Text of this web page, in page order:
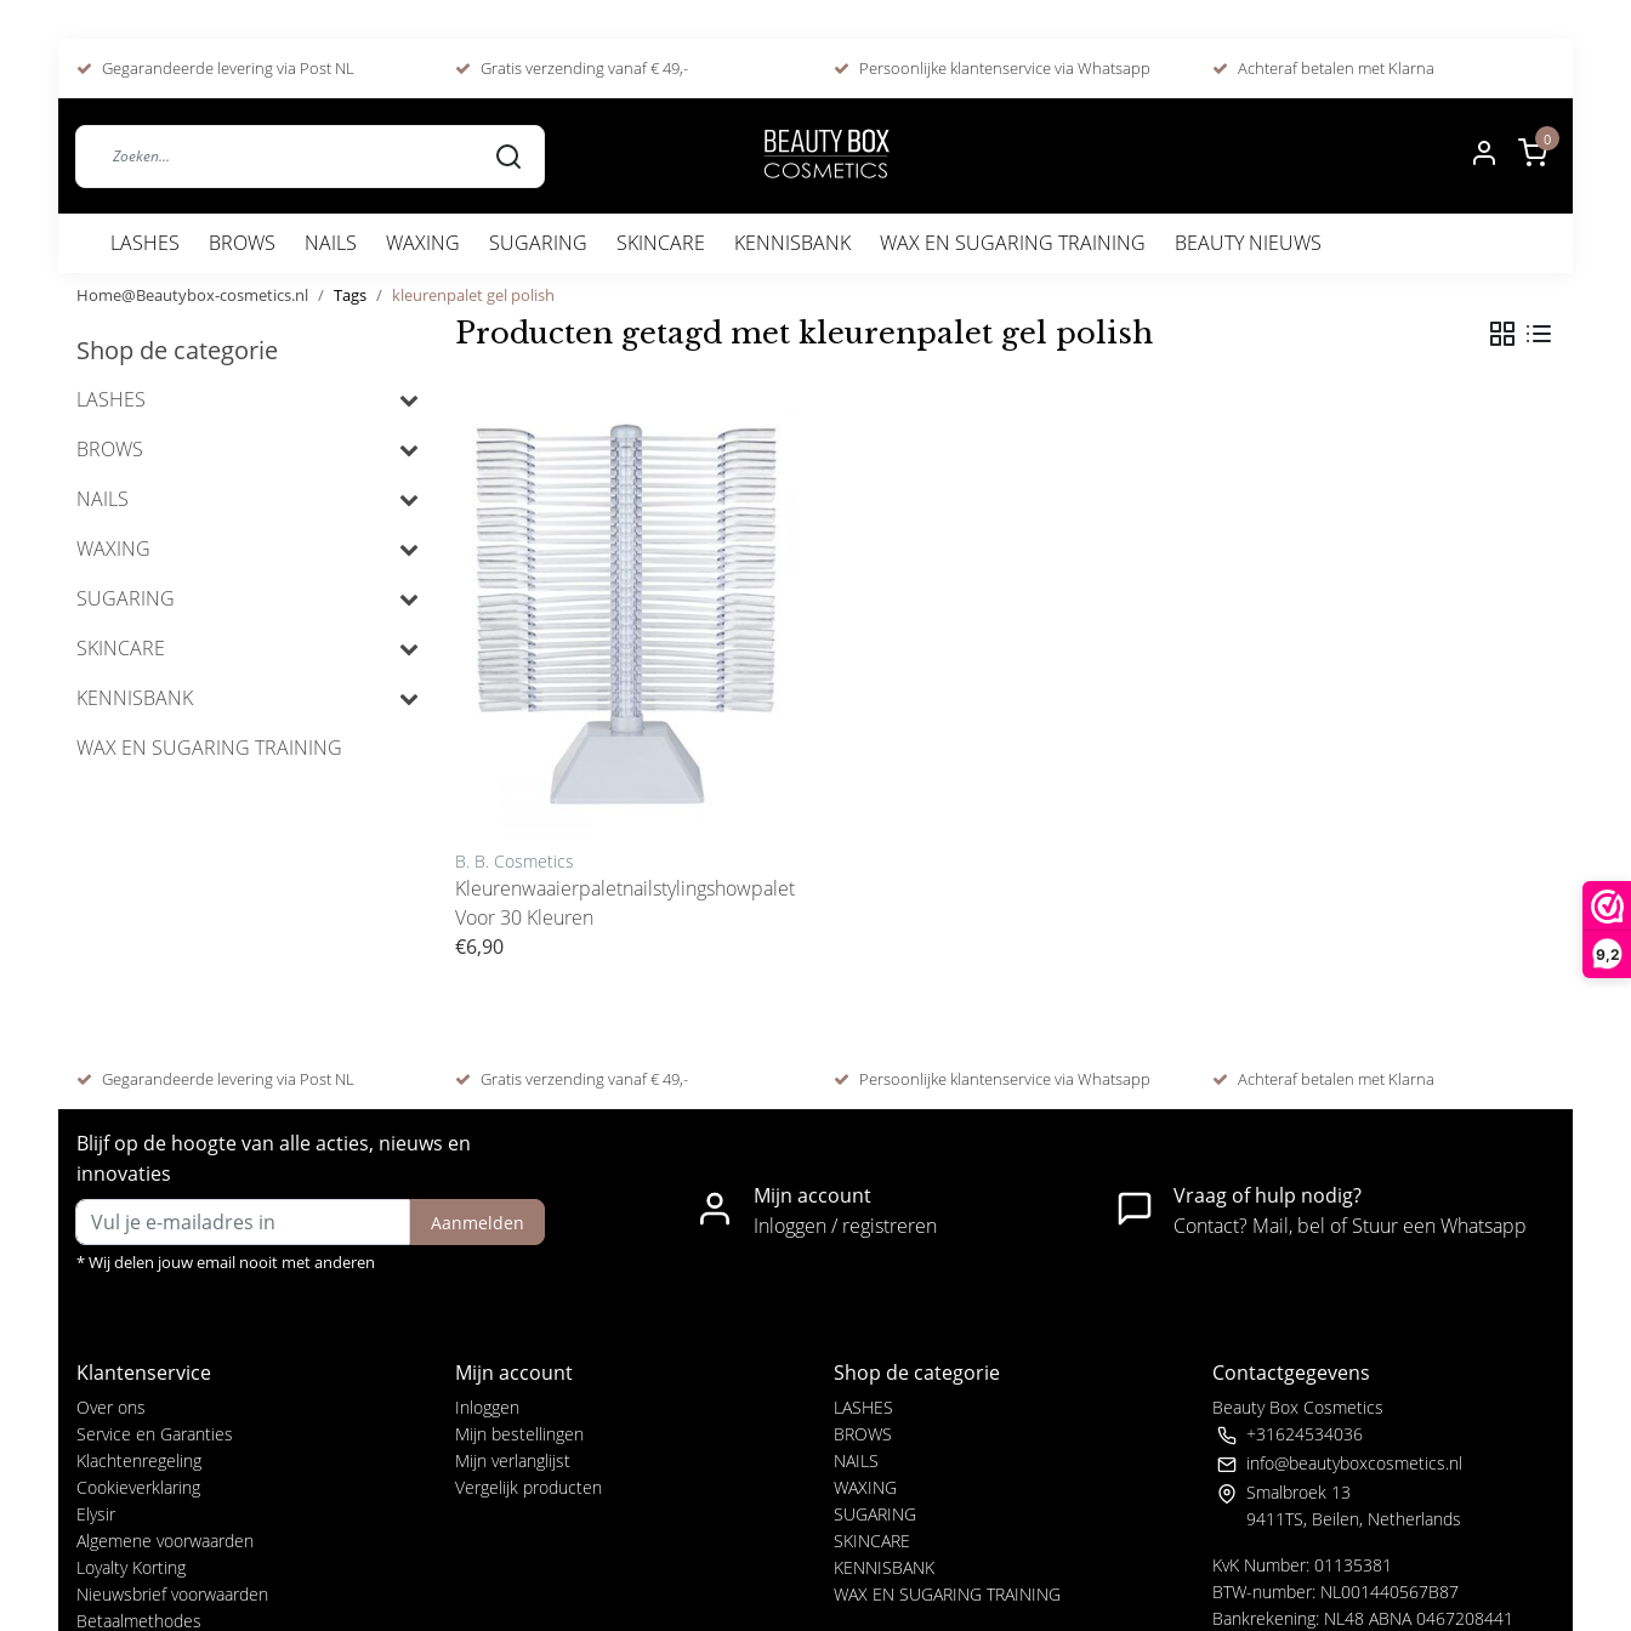
9,2
Gegarandeerde levering via Post NL Gratis verzending vanaf € 49,- Persoonlijke klantenservice via Whatsapp Achteraf betalen met Klarna
0
LASHES BROWS NAILS WAXING SUGARING SKINCARE KENNISBANK WAX EN SUGARING TRAINING BEAUTY NIEUWS
Home@Beautybox-cosmetics.nl Tags kleurenpalet gel polish
Shop de categorie
LASHES
BROWS
NAILS
WAXING
SUGARING
SKINCARE
KENNISBANK
WAX EN SUGARING TRAINING
Producten getagd met kleurenpalet gel polish
B. B. Cosmetics
Kleurenwaaierpaletnailstylingshowpalet
Voor 30 Kleuren
€6,90
Gegarandeerde levering via Post NL Gratis verzending vanaf € 49,- Persoonlijke klantenservice via Whatsapp Achteraf betalen met Klarna
Blijf op de hoogte van alle acties, nieuws en
innovaties
Aanmelden
* Wij delen jouw email nooit met anderen
Mijn account
Inloggen / registreren
Vraag of hulp nodig?
Contact? Mail, bel of Stuur een Whatsapp
Klantenservice
Over ons
Service en Garanties
Klachtenregeling
Cookieverklaring
Elysir
Algemene voorwaarden
Loyalty Korting
Nieuwsbrief voorwaarden
Betaalmethodes
Mijn account
Inloggen
Mijn bestellingen
Mijn verlanglijst
Vergelijk producten
Shop de categorie
LASHES
BROWS
NAILS
WAXING
SUGARING
SKINCARE
KENNISBANK
WAX EN SUGARING TRAINING
Contactgegevens
Beauty Box Cosmetics
+31624534036
info@beautyboxcosmetics.nl
Smalbroek 13
9411TS, Beilen, Netherlands
KvK Number: 01135381
BTW-number: NL001440567B87
Bankrekening: NL48 ABNA 0467208441